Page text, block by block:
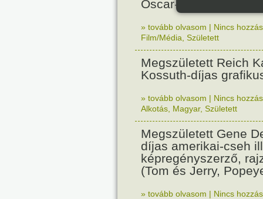
Oscar-díjas olasz
» tovább olvasom | Nincs
Film/Média Született
Megszületett Reich
Kossuth-díjas
» tovább olvasom | Nincs
Alkotás Magyar, Született
Megszületett Gene
díjas amerikai-cseh
képregényszerző,
(Tom és Jerry,
» tovább olvasom | Nincs